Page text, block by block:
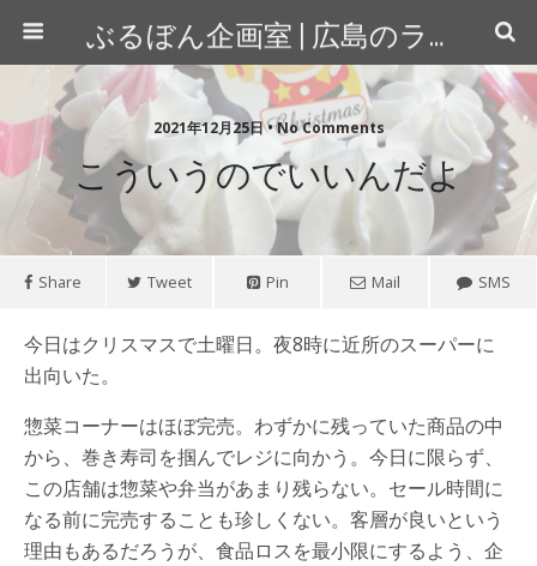
ぶるぼん企画室 | 広島のライター＆カメラマン
2021年12月25日 • No Comments
こういうのでいいんだよ
Share Tweet Pin Mail SMS
今日はクリスマスで土曜日。夜8時に近所のスーパーに
出向いた。
惣菜コーナーはほぼ完売。わずかに残っていた商品の中
から、巻き寿司を掴んでレジに向かう。今日に限らず、
この店舗は惣菜や弁当があまり残らない。セール時間に
なる前に完売することも珍しくない。客層が良いという
理由もあるだろうが、食品ロスを最小限にするよう、企